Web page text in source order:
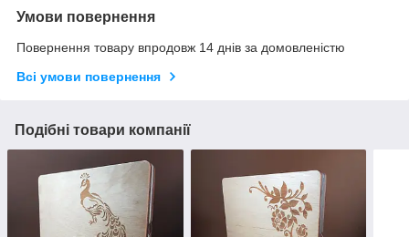
Умови повернення
Повернення товару впродовж 14 днів за домовленістю
Всі умови повернення
Подібні товари компанії